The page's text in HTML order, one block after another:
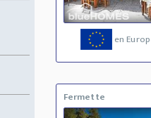
en
Fermette